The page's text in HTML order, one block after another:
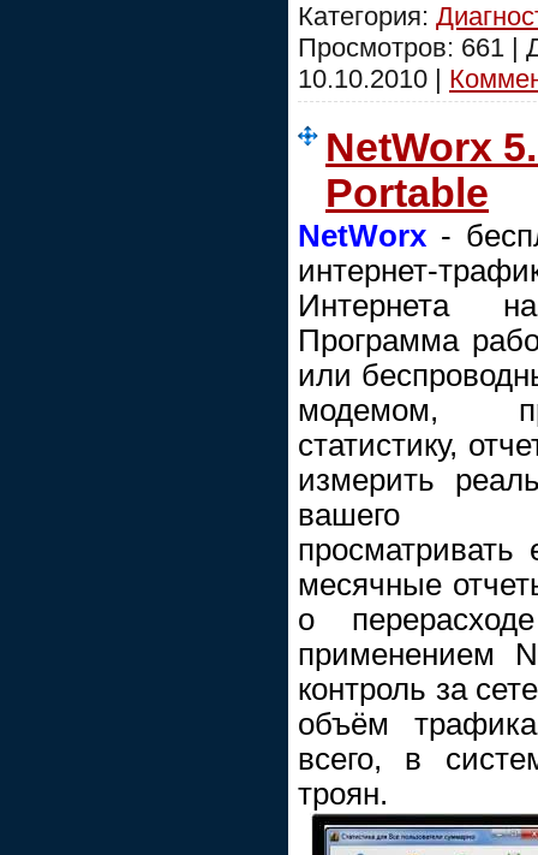
Категория:
Просмотров: 661 |
10.10.2010
NetWorx
Portable
NetWorx -
интернет-
Интернета
Программа
или
модемом,
статистику,
измерить
вашего
месячные
о
применением
контроль за
объём
всего, в
троян.